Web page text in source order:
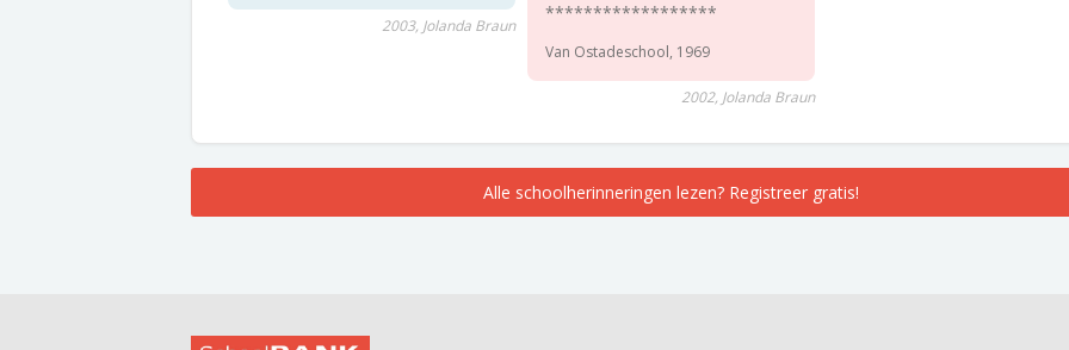
2003, Jolanda Braun
******************
Van Ostadeschool, 1969
2002, Jolanda Braun
Alle schoolherinneringen lezen? Registreer gratis!